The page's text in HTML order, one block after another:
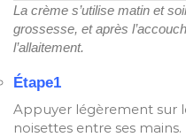
La crème s’utilise matin et
grossesse, et après
l’allaitement.
Étape1
Appuyer légèrement sur
noisettes entre ses mains.